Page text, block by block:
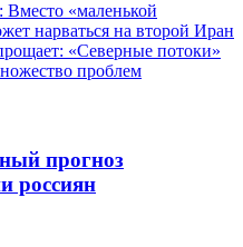
Вместо «маленькой
нарваться на второй Иран
«Северные потоки»
проблем
прогноз
россиян